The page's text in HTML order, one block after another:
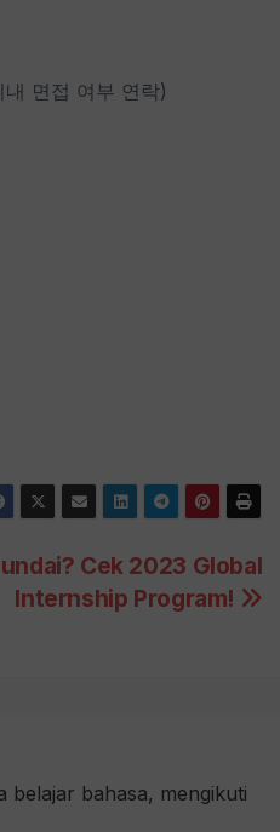
면접 여부 연락)
Cek 2023 Global
Internship Program!
belajar bahasa, mengikuti